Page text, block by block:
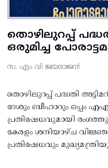
തൊഴിലുറപ്പ്
ഒരുമിച്ച
സ. എം വി ജയരാജൻ
തൊഴിലുറപ്പ് പദ്ധതി
ദേശും ബീഹാറും ഒപ്പം
പ്രതിഷേധവുമായി
കേരളം ശനിയാഴ്ച
പ്രതിഷേധവും